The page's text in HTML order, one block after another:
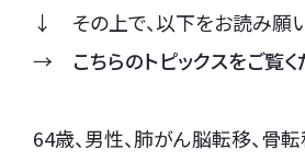
↓ その上で、以下をお読み願い
→ こちらのトピックスをご覧
64歳、男性、肺がん脳転移、骨